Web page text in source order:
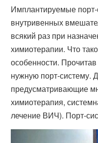
Имплантируемые
внутривенных
всякий раз при
химиотерапии. Что
особенности.
нужную порт-систему.
предусматривающие
химиотерапия,
лечение ВИЧ). Порт-​